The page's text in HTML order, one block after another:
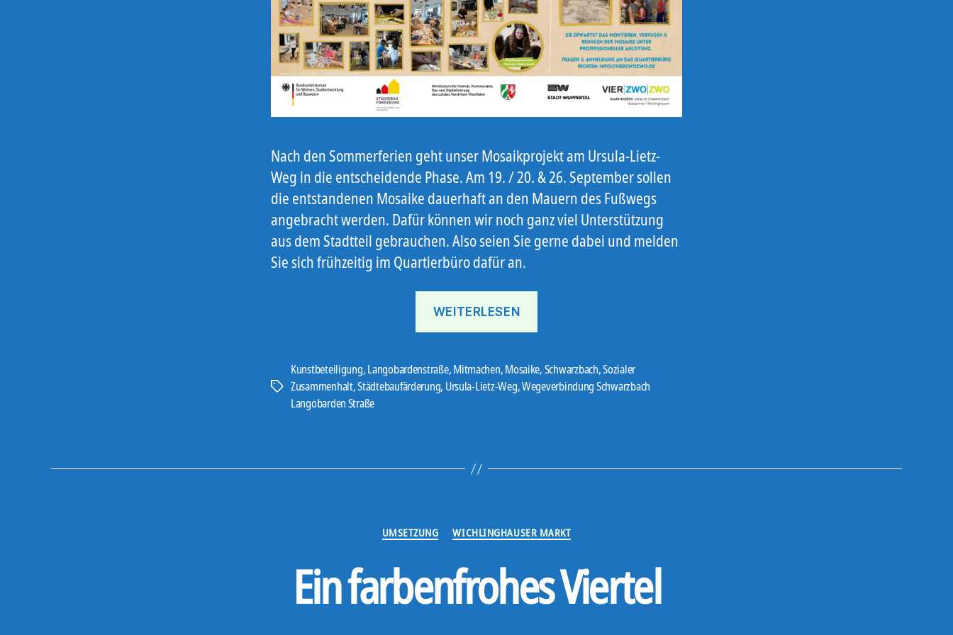
Nach den Sommerferien geht unser Mosaikprojekt am Ursula-Lietz-
Weg in die entscheidende Phase. Am 19. / 20. & 26. September sollen
die entstandenen Mosaike dauerhaft an den Mauern des Fußwegs
angebracht werden. Dafür können wir noch ganz viel Unterstützung
aus dem Stadtteil gebrauchen. Also seien Sie gerne dabei und melden
Sie sich frühzeitig im Quartierbüro dafür an.
WEITERLESEN
Schlagwörter
Kunstbeteiligung,Langobardenstraße,Mitmachen,Mosaike,Schwarzbach,Sozialer
Zusammenhalt,Städtebaufärderung, Ursula-Lietz-Weg,Wegeverbindung Schwarzbach
Langobarden Straße
Kategorien
UMSETZUNG WICHLINGHAUSER MARKT
Ein farbenfrohes Viertel